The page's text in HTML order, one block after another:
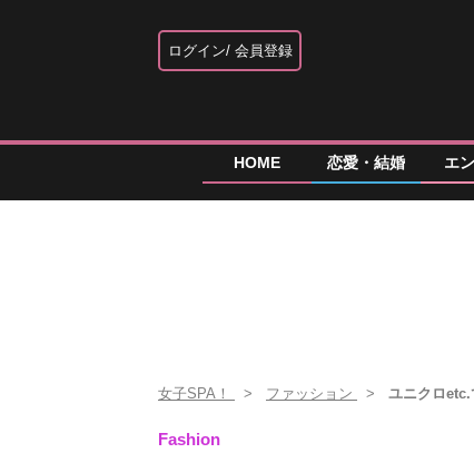
ログイン 会員登録
HOME 恋愛・結婚 エ
女子SPA！ ファッション ユニクロetc.
Fashion